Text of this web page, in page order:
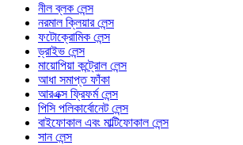
নীল ব্লক লেন্স
নরমাল ক্লিয়ার লেন্স
ফটোক্রোমিক লেন্স
ড্রাইভ লেন্স
মায়োপিয়া কন্ট্রোল লেন্স
আধা সমাপ্ত ফাঁকা
আরএক্স ফ্রিফর্ম লেন্স
পিসি পলিকার্বোনেট লেন্স
বাইফোকাল এবং মাল্টিফোকাল লেন্স
সান লেন্স